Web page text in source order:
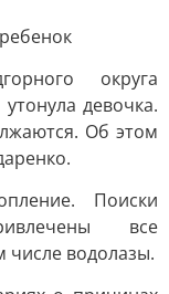
округа
девочка.
Об этом
Поиски
все
числе водолазы.